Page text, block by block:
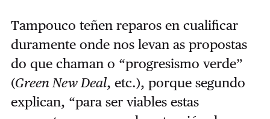
Tampouco teñen reparos en cualificar
duramente onde nos levan as propostas
do que chaman o “progresismo verde”
(Green New Deal, etc.), porque segundo
explican, “para ser viables estas